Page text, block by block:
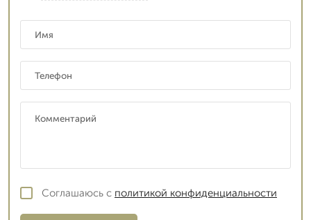
Соглашаюсь с политикой конфиденциальности